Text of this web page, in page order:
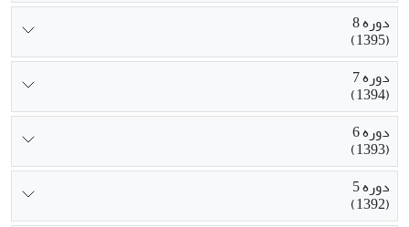
دوره 8
(1395)
دوره 7
(1394)
دوره 6
(1393)
دوره 5
(1392)